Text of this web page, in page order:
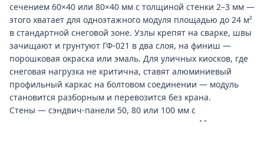
сечением 60×40 или 80×40 мм с толщиной стенки 2–3 мм —
этого хватает для одноэтажного модуля площадью до 24 м²
в стандартной снеговой зоне. Узлы крепят на сварке, швы
зачищают и грунтуют ГФ-021 в два слоя, на финиш —
порошковая окраска или эмаль. Для уличных киосков, где
снеговая нагрузка не критична, ставят алюминиевый
профильный каркас на болтовом соединении — модуль
становится разборным и перевозится без крана.
Стены — сэндвич-панели 50, 80 или 100 мм с
наполнителем минвата или пенополистирол. Минвата